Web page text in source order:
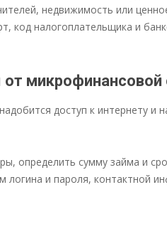
недвижимость или
код налогоплательщика и
микрофинансовой
доступ к интернету
определить сумму займа и
логина и пароля, контактной